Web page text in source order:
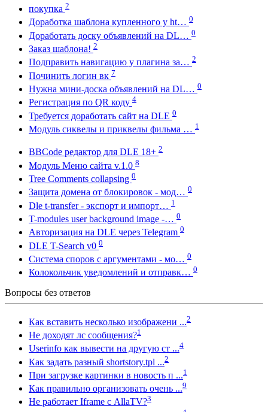
покупка 2
Доработка шаблона купленного у ht… 0
Доработать доску объявлений на DL… 0
Заказ шаблона! 2
Подправить навигацию у плагина за… 2
Починить логин вк 7
Нужна мини-доска объявлений на DL… 0
Регистрация по QR коду 4
Требуется доработать сайт на DLE 0
Модуль сиквелы и приквелы фильма … 1
BBCode редактор для DLE 18+ 2
Модуль Меню сайта v.1.0 8
Tree Comments collapsing 0
Защита домена от блокировок - мод… 0
Dle t-transfer - экспорт и импорт… 1
T-modules user background image -… 0
Авторизация на DLE через Telegram 0
DLE T-Search v0 0
Система споров с аргументами - мо… 0
Колокольчик уведомлений и отправк… 0
Вопросы без ответов
Как вставить несколько изображени ...2
Не доходят лс сообщения?1
Userinfo как вывести на другую ст ...4
Как задать разный shortstory.tpl ...2
При загрузке картинки в новость п ...1
Как правильно организовать очень ...9
Не работает Iframe с AllaTV?3